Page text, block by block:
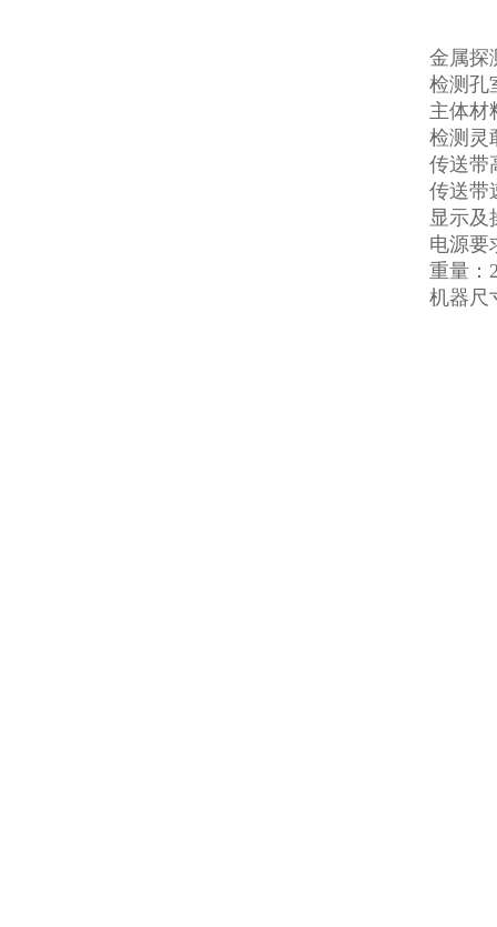
金属探
检测孔
主体材
检测灵
传送带
传送带
显示及
电源要
重量：
机器尺